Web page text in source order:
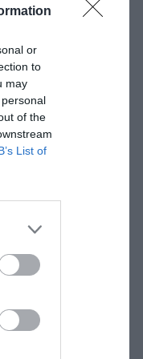
or
to
may
of the
List of